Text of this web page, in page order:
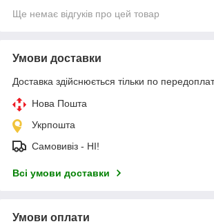
Ще немає відгуків про цей товар
Умови доставки
Доставка здійснюється тільки по
Нова Пошта
Укрпошта
Самовивіз - НІ!
Всі умови доставки
Умови оплати